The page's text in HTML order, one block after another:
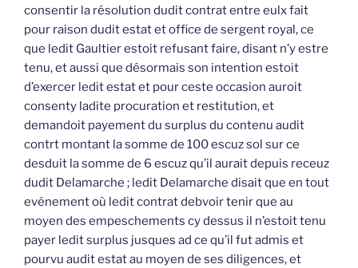
consentir la résolution dudit contrat entre eulx fait
pour raison dudit estat et office de sergent royal, ce
que ledit Gaultier estoit refusant faire, disant n’y estre
tenu, et aussi que désormais son intention estoit
d’exercer ledit estat et pour ceste occasion auroit
consenty ladite procuration et restitution, et
demandoit payement du surplus du contenu audit
contrt montant la somme de 100 escuz sol sur ce
desduit la somme de 6 escuz qu’il aurait depuis receuz
dudit Delamarche ; ledit Delamarche disait que en tout
evénement où ledit contrat debvoir tenir que au
moyen des empeschements cy dessus il n’estoit tenu
payer ledit surplus jusques ad ce qu’il fut admis et
pourvu audit estat au moyen de ses diligences, et